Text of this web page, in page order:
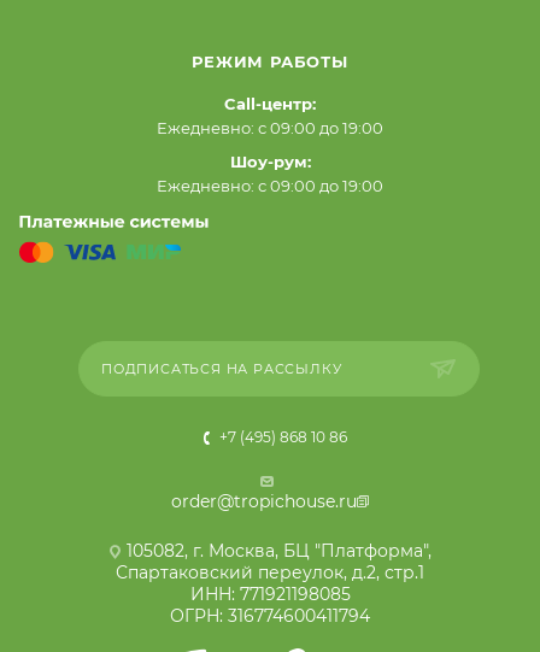
РЕЖИМ РАБОТЫ
Call-центр:
Ежедневно: с 09:00 до 19:00
Шоу-рум:
Ежедневно: с 09:00 до 19:00
ПОДПИСАТЬСЯ НА РАССЫЛКУ
+7 (495) 868 10 86
order@tropichouse.ru
105082, г. Москва, БЦ "Платформа",
Спартаковский переулок, д.2, стр.1
ИНН: 771921198085
ОГРН: 316774600411794